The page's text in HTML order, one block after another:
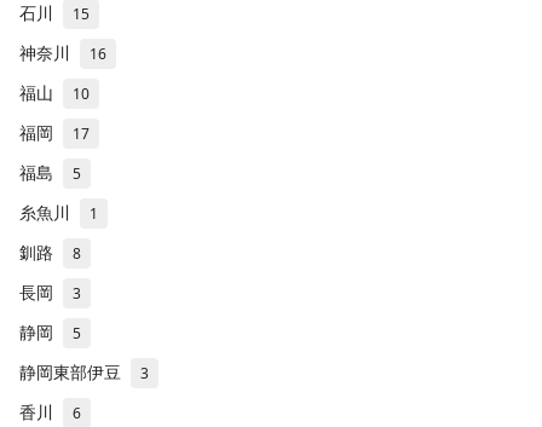
石川 15
神奈川 16
福山 10
福岡 17
福島 5
糸魚川 1
釧路 8
長岡 3
静岡 5
静岡東部伊豆 3
香川 6